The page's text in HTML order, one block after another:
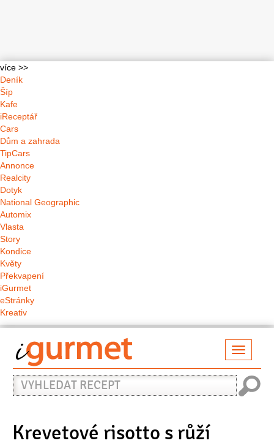
více >>
Deník
Šíp
Kafe
iReceptář
Cars
Dům a zahrada
TipCars
Annonce
Realcity
Dotyk
National Geographic
Automix
Vlasta
Story
Kondice
Květy
Překvapení
iGurmet
eStránky
Kreativ
Vyhledat
recept
Krevetové risotto s růží